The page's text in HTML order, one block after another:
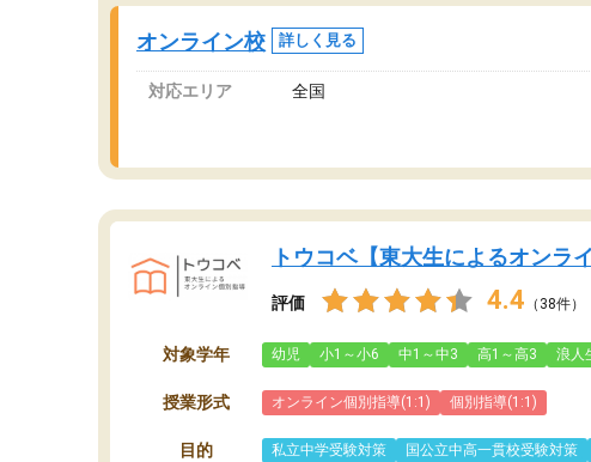
オンライン校 詳しく見る
対応エリア 全国
トウコベ【東大生によるオンラ
評価 4.4 （38件）
対象学年 幼児 小1～小6 中1～中3 高1～高3 浪人
授業形式 オンライン個別指導(1:1) 個別指導(1:1)
目的 私立中学受験対策 国公立中高一貫校受験対策